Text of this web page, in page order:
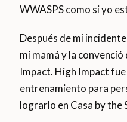
WWASPS como si yo
Después de mi
mi mamá y la
Impact. High Impact
entrenamiento para
lograrlo en Casa by the